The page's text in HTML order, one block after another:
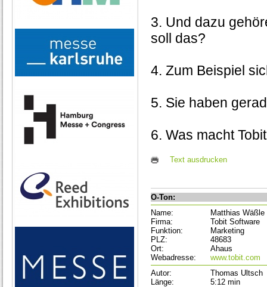
3. Und dazu
soll das?
4. Zum Beispiel
5. Sie haben
6. Was macht
Text ausdrucken
O-Ton:
Name:
Matthias Wäßle
Firma:
Tobit Software
Funktion:
Marketing
PLZ:
48683
Ort:
Ahaus
Webadresse:
www.tobit.com
Autor:
Thomas Ultsch
Länge:
5:12 min